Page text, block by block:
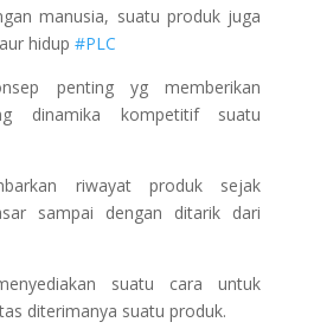
manusia, suatu produk juga
hidup #PLC
penting yg memberikan
dinamika kompetitif suatu
riwayat produk sejak
sampai dengan ditarik dari
suatu cara untuk
diterimanya suatu produk.